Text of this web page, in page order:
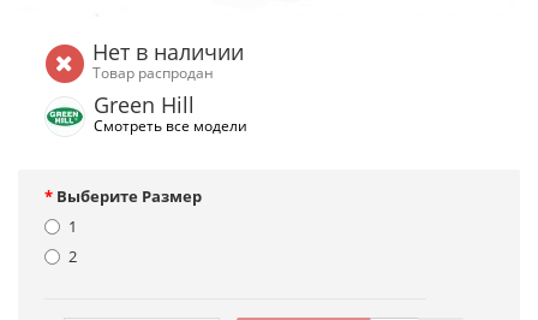
Нет в наличии
Товар распродан
Green Hill
Смотреть все модели
Выберите Размер
1
2